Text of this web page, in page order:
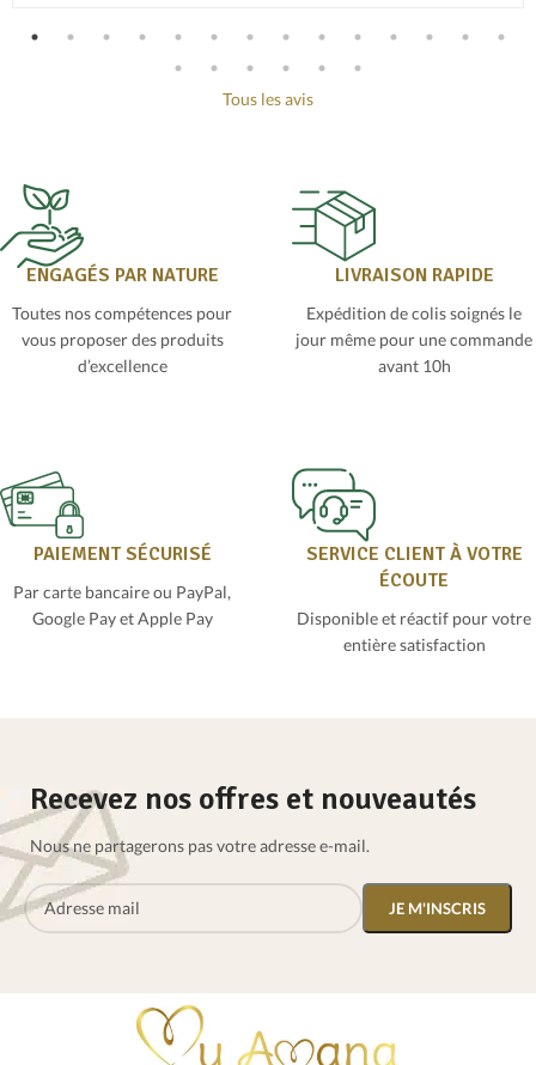
Tous les avis
ENGAGÉS PAR NATURE
Toutes nos compétences pour
vous proposer des produits
d’excellence
LIVRAISON RAPIDE
Expédition de colis soignés le
jour même pour une commande
avant 10h
PAIEMENT SÉCURISÉ
Par carte bancaire ou PayPal,
Google Pay et Apple Pay
SERVICE CLIENT À VOTRE
ÉCOUTE
Disponible et réactif pour votre
entière satisfaction
Recevez nos offres et nouveautés
Nous ne partagerons pas votre adresse e-mail.